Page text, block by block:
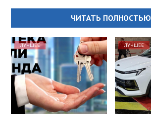
ЧИТАТЬ ПОЛНОСТЬЮ
ЛУЧШЕЕ ЛУЧШЕЕ